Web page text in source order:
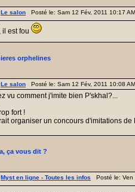
Le salon Posté le: Sam 12 Fév, 2011 10:17
il est fou
orphelines
Le salon Posté le: Sam 12 Fév, 2011 10:08
vu comment j'imite bien P'skhal?...
fort !
organiser un concours d'imitations de
ça vous dit ?
Myst en ligne - Toutes les infos Posté le: Ven